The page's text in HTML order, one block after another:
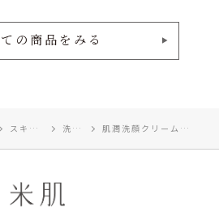
の商品をみる
スキンケア 洗顔料 肌潤洗顔クリーム(2個セット)